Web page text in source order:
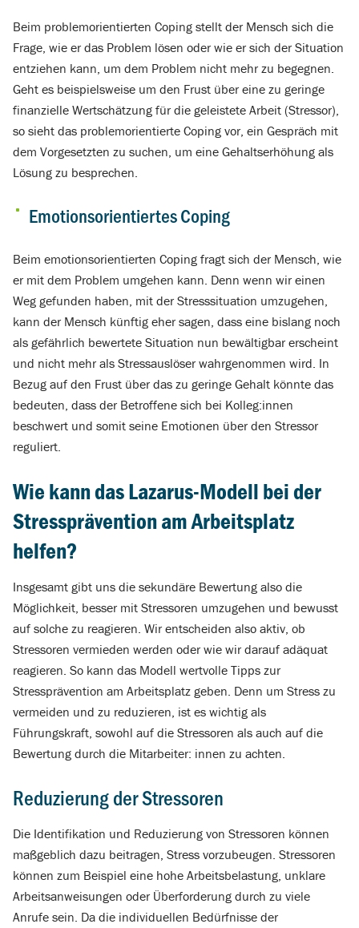
Beim problemorientierten Coping stellt der Mensch sich die
Frage, wie er das Problem lösen oder wie er sich der Situation
entziehen kann, um dem Problem nicht mehr zu begegnen.
Geht es beispielsweise um den Frust über eine zu geringe
finanzielle Wertschätzung für die geleistete Arbeit (Stressor),
so sieht das problemorientierte Coping vor, ein Gespräch mit
dem Vorgesetzten zu suchen, um eine Gehaltserhöhung als
Lösung zu besprechen.
Emotionsorientiertes Coping
Beim emotionsorientierten Coping fragt sich der Mensch, wie
er mit dem Problem umgehen kann. Denn wenn wir einen
Weg gefunden haben, mit der Stresssituation umzugehen,
kann der Mensch künftig eher sagen, dass eine bislang noch
als gefährlich bewertete Situation nun bewältigbar erscheint
und nicht mehr als Stressauslöser wahrgenommen wird. In
Bezug auf den Frust über das zu geringe Gehalt könnte das
bedeuten, dass der Betroffene sich bei Kolleg:innen
beschwert und somit seine Emotionen über den Stressor
reguliert.
Wie kann das Lazarus-Modell bei der
Stressprävention am Arbeitsplatz
helfen?
Insgesamt gibt uns die sekundäre Bewertung also die
Möglichkeit, besser mit Stressoren umzugehen und bewusst
auf solche zu reagieren. Wir entscheiden also aktiv, ob
Stressoren vermieden werden oder wie wir darauf adäquat
reagieren. So kann das Modell wertvolle Tipps zur
Stressprävention am Arbeitsplatz geben. Denn um Stress zu
vermeiden und zu reduzieren, ist es wichtig als
Führungskraft, sowohl auf die Stressoren als auch auf die
Bewertung durch die Mitarbeiter: innen zu achten.
Reduzierung der Stressoren
Die Identifikation und Reduzierung von Stressoren können
maßgeblich dazu beitragen, Stress vorzubeugen. Stressoren
können zum Beispiel eine hohe Arbeitsbelastung, unklare
Arbeitsanweisungen oder Überforderung durch zu viele
Anrufe sein. Da die individuellen Bedürfnisse der